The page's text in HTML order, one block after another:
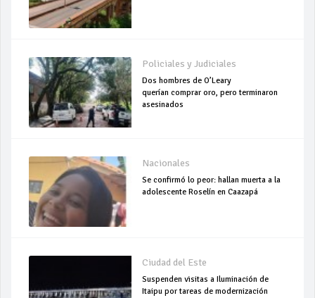
Policiales y Judiciales
Dos hombres de O’Leary
querían comprar oro, pero terminaron
asesinados
Nacionales
Se confirmó lo peor: hallan muerta a la
adolescente Roselín en Caazapá
Ciudad del Este
Suspenden visitas a Iluminación de
Itaipu por tareas de modernización